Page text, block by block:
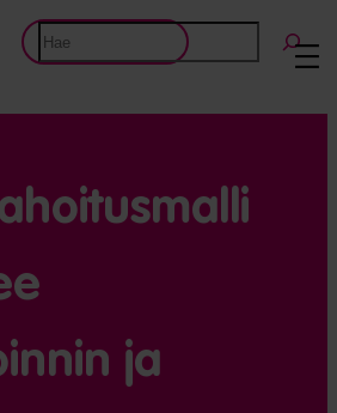
Etsi
ja